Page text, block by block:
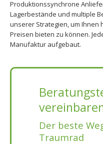
Produktionssynchrone
Lagerbestände und multiple
unserer Strategien, um Ihnen
Preisen bieten zu können.
Manufaktur aufgebaut.
Der beste
Traumrad